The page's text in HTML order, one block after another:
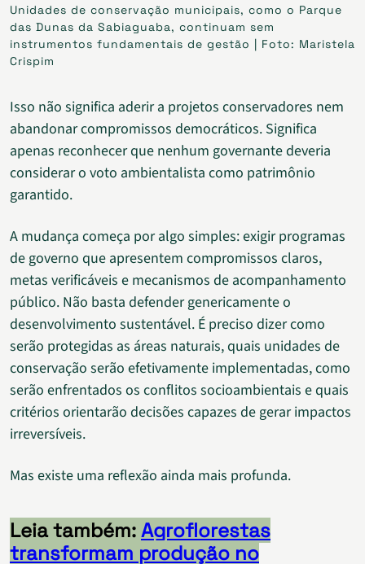
Unidades de conservação municipais, como o Parque
das Dunas da Sabiaguaba, continuam sem
instrumentos fundamentais de gestão | Foto: Maristela
Crispim
Isso não significa aderir a projetos conservadores nem
abandonar compromissos democráticos. Significa
apenas reconhecer que nenhum governante deveria
considerar o voto ambientalista como patrimônio
garantido.
A mudança começa por algo simples: exigir programas
de governo que apresentem compromissos claros,
metas verificáveis e mecanismos de acompanhamento
público. Não basta defender genericamente o
desenvolvimento sustentável. É preciso dizer como
serão protegidas as áreas naturais, quais unidades de
conservação serão efetivamente implementadas, como
serão enfrentados os conflitos socioambientais e quais
critérios orientarão decisões capazes de gerar impactos
irreversíveis.
Mas existe uma reflexão ainda mais profunda.
Leia também:Agroflorestas
transformam produção no